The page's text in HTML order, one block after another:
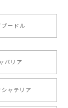
話番号も分か
した❁⃘*.ﾟ
いたします。
【 自然に囲まれた ダックスフンド 】 キャニスター 保存容器 お家用 プレゼント 犬 ペット うちの子 犬グッズ
プードル
バリア
ャテリア